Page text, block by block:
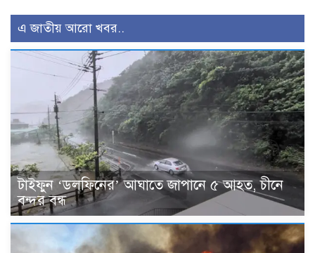
এ জাতীয় আরো খবর..
টাইফুন ‘ডলফিনের’ আঘাতে জাপানে ৫ আহত, চীনে
বন্দর বন্ধ